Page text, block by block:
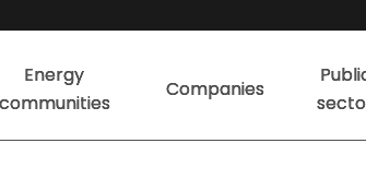
Energy
communities
Companies